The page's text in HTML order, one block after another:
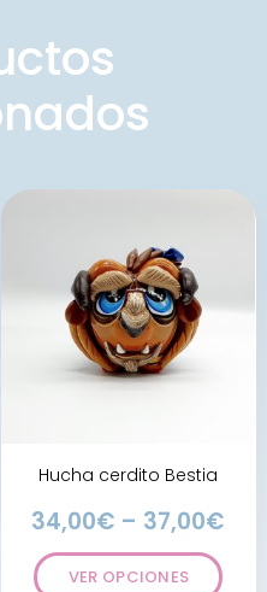
Hucha cerdito Bestia
34,00€ – 37,00€
VER OPCIONES